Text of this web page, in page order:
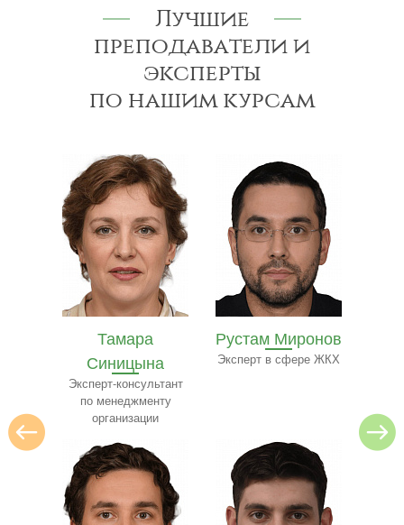
Лучшие
преподаватели и
эксперты
по нашим курсам
Рустам Миронов
Эксперт в сфере ЖКХ
Полина Ильина
Преподаватель